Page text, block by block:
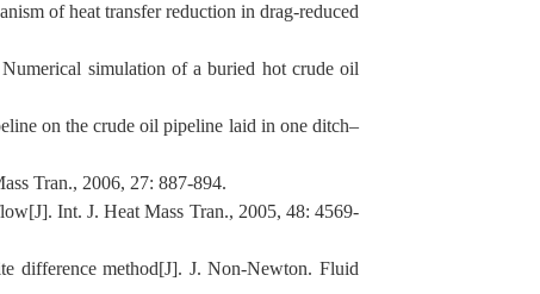
of heat transfer reduction in drag-reduced
simulation of a buried hot crude oil
on the crude oil pipeline laid in one ditch–
Tran., 2006, 27: 887-894.
Int. J. Heat Mass Tran., 2005, 48: 4569-
difference method[J]. J. Non-Newton. Fluid